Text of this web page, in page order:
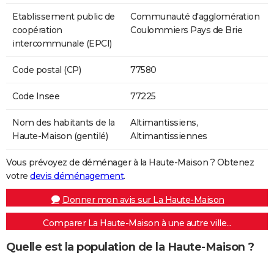
Etablissement public de
coopération
intercommunale (EPCI)
Communauté d'agglomération
Coulommiers Pays de Brie
Code postal (CP) 77580
Code Insee 77225
Nom des habitants de la
Haute-Maison (gentilé)
Altimantissiens,
Altimantissiennes
Vous prévoyez de déménager à la Haute-Maison ? Obtenez
votre devis déménagement.
Donner mon avis sur La Haute-Maison
Comparer La Haute-Maison à une autre ville...
Quelle est la population de la Haute-Maison ?